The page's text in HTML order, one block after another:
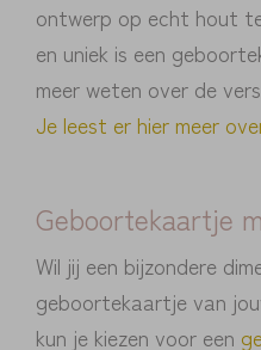
ontwerp op echt hout
en uniek is een
meer weten over de
Je leest er hier meer
Geboortekaartje
Wil jij een bijzondere
geboortekaartje van
kun je kiezen voor een